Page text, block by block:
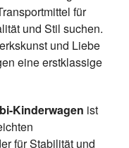
für
und Stil suchen.
und Liebe
eine erstklassige
Kinderwagen ist
für Stabilität und